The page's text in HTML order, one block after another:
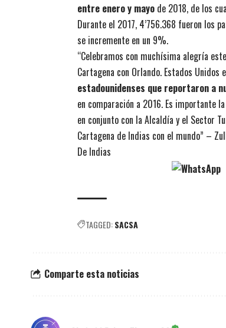
entre enero y mayo de 2018, de los
Durante el 2017, 4’756.368 fueron los
se incremente en un 9%.
“Celebramos con muchísima alegría
Cartagena con Orlando. Estados
estadounidenses que reportaron a
en comparación a 2016. Es importante
en conjunto con la Alcaldía y el Sector
Cartagena de Indias con el mundo” –
De Indias
TAGGED:SACSA
Comparte esta noticias